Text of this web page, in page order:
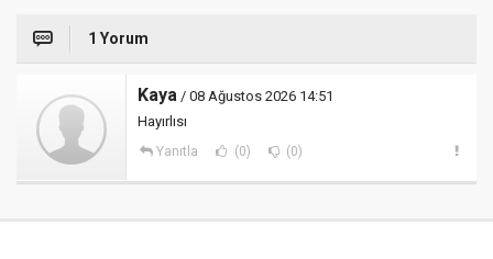
1 Yorum
Kaya / 08 Ağustos 2026 14:51
Hayırlısı
Yanıtla (0) (0)